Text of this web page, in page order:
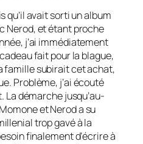
qu’il avait sorti un album
Nerod, et étant proche
j’ai immédiatement
fait pour la blague,
famille subirait cet achat,
Problème, j’ai écouté
La démarche jusqu’au-
et Nerod a su
trop gavé à la
finalement d’écrire à